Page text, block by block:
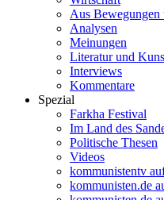
Aus Bewegungen
Analysen
Meinungen
Literatur und
Interviews
Kommentare
Spezial
Farkha Festival
Im Land des
Politische Thesen
Videos
kommunistentv
kommunisten.de